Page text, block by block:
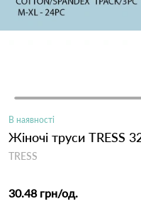
В наявності
Жіночі труси TRESS
TRESS
30.48 грн/од.